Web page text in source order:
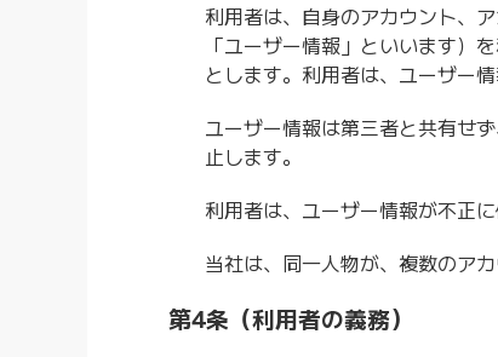
利用者は、自身のアカウント、
「ユーザー情報」といいます）
とします。利用者は、ユーザー
ユーザー情報は第三者と共有せ
止します。
利用者は、ユーザー情報が不正
当社は、同一人物が、複数のア
第4条（利用者の義務）